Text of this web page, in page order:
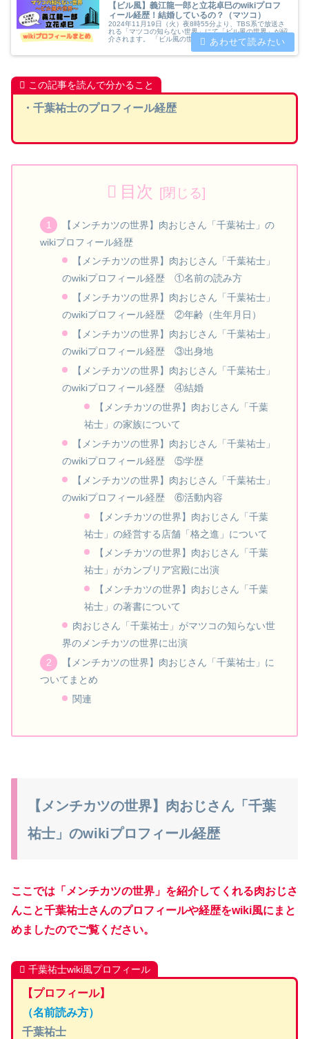
【ビル風】義江龍一郎と立花卓巳のwikiプロフ
ィール経歴！結婚しているの？（マツコ）
2024年11月19日（火）夜8時55分より、TBS系で放送さ
れる「マツコの知らない世界」にて「ビル風の世界」が紹
介されます。 「ビル風の世界」を紹介してくれるのは、
義江龍一郎さんと立花卓巳さんです。 グレープ 義江龍一
郎さんと立花卓巳さん...
この記事を読んで分かること
・ 千葉祐士のプロフィール経歴
目次
【メンチカツの世界】肉おじさん「千葉祐士」の
wikiプロフィール経歴
【メンチカツの世界】肉おじさん「千葉祐士」
のwikiプロフィール経歴 ①名前の読み方
【メンチカツの世界】肉おじさん「千葉祐士」
のwikiプロフィール経歴 ②年齢（生年月日）
【メンチカツの世界】肉おじさん「千葉祐士」
のwikiプロフィール経歴 ③出身地
【メンチカツの世界】肉おじさん「千葉祐士」
のwikiプロフィール経歴 ④結婚
【メンチカツの世界】肉おじさん「千葉
祐士」の家族について
【メンチカツの世界】肉おじさん「千葉祐士」
のwikiプロフィール経歴 ⑤学歴
【メンチカツの世界】肉おじさん「千葉祐士」
のwikiプロフィール経歴 ⑥活動内容
【メンチカツの世界】肉おじさん「千葉
祐士」の経営する店舗「格之進」について
【メンチカツの世界】肉おじさん「千葉
祐士」がカンブリア宮殿に出演
【メンチカツの世界】肉おじさん「千葉
祐士」の著書について
肉おじさん「千葉祐士」がマツコの知らない世
界のメンチカツの世界に出演
【メンチカツの世界】肉おじさん「千葉祐士」に
ついてまとめ
関連
【メンチカツの世界】肉おじさん「千葉
祐士」のwikiプロフィール経歴
ここでは「メンチカツの世界」を紹介してくれる肉おじさ
んこと千葉祐士さんのプロフィールや経歴をwiki風にまと
めましたのでご覧ください。
千葉祐士wiki風プロフィール
【プロフィール】
（名前読み方）
千葉祐士